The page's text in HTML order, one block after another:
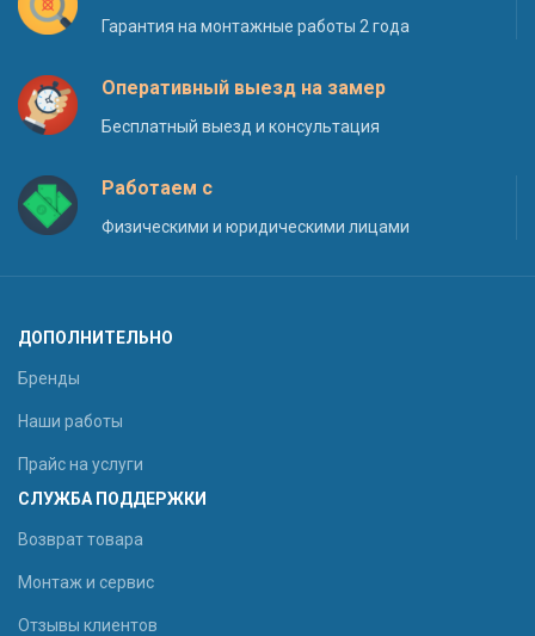
Гарантия на монтажные работы 2 года
Оперативный выезд на замер
Бесплатный выезд и консультация
Работаем с
Физическими и юридическими лицами
ДОПОЛНИТЕЛЬНО
Бренды
Наши работы
Прайс на услуги
СЛУЖБА ПОДДЕРЖКИ
Возврат товара
Монтаж и сервис
Отзывы клиентов